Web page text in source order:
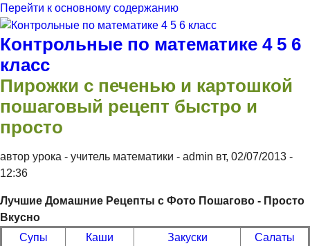
Перейти к основному содержанию
Контрольные по математике 4 5 6
класс
Пирожки с печенью и картошкой
пошаговый рецепт быстро и
просто
автор урока - учитель математики - admin вт, 02/07/2013 -
12:36
Лучшие Домашние Рецепты с Фото Пошагово - Просто
Вкусно
Супы
Каши Закуски
Салаты